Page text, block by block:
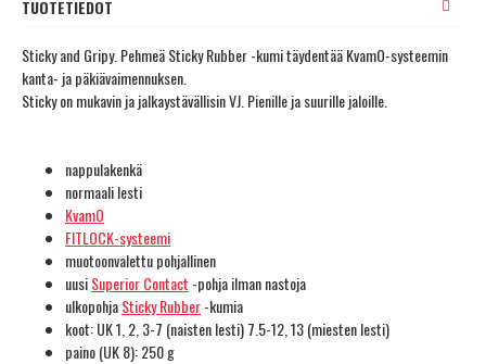
TUOTETIEDOT
Sticky and Gripy. Pehmeä Sticky Rubber -kumi täydentää KvamO-systeemin
kanta- ja päkiävaimennuksen.
Sticky on mukavin ja jalkaystävällisin VJ. Pienille ja suurille jaloille.
nappulakenkä
normaali lesti
KvamO
FITLOCK-systeemi
muotoonvalettu pohjallinen
uusiSuperior Contact -pohja ilman nastoja
ulkopohjaSticky Rubber-kumia
koot: UK 1, 2, 3-7 (naisten lesti) 7.5-12, 13 (miesten lesti)
paino (UK 8): 250 g